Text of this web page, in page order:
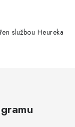
službou Heureka